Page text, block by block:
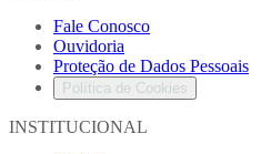
Fale Conosco
Ouvidoria
Proteção de Dados Pessoais
Política de Cookies
INSTITUCIONAL